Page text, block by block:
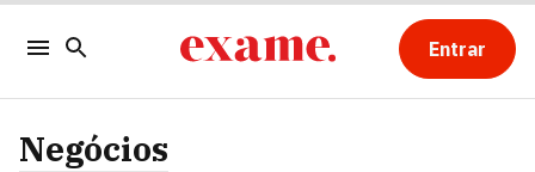
Entrar
Negócios